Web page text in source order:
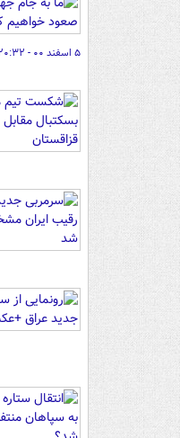
۵ اسفند ۰۰ - ۲۰:۳۲